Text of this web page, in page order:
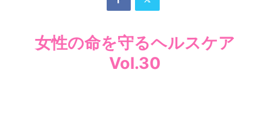
女性の命を守るヘルスケア
Vol.30